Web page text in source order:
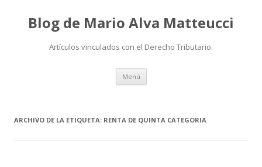
Blog de Mario Alva Matteucci
Artículos vinculados con el Derecho Tributario.
Menú Ir
contenido
ARCHIVO DE LA ETIQUETA: RENTA DE QUINTA CATEGORIA